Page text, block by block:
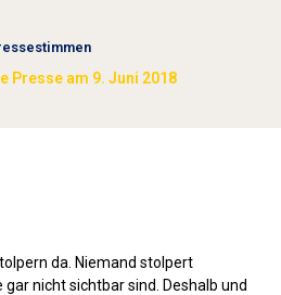
Presse am 9. Juni 2018
da. Niemand stolpert
nicht sichtbar sind. Deshalb und